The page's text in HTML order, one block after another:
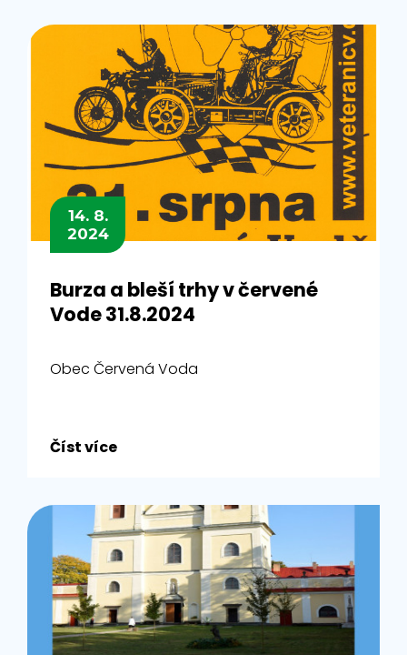
14. 8.
2024
Burza a bleší trhy v červené
Vode 31.8.2024
Obec Červená Voda
Číst více